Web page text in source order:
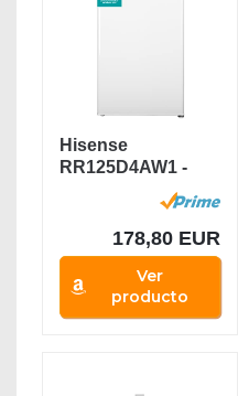
Hisense
RR125D4AW1 -
Pequeño Table...
178,80 EUR
Ver
producto